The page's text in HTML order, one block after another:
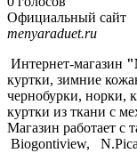
Официальный сайт
menyaraduet.ru
Интернет-магазин
куртки, зимние
чернобурки, норки,
куртки из ткани с
Магазин работает с
Biogontiview,